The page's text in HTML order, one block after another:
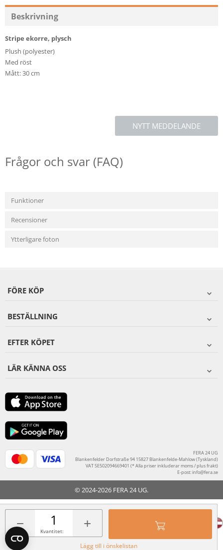
− +
Kvantitet:
Lägg till i önskelistan
Beskrivning
Stripe ekorre, plysch
Plush (polyester)
Med röst
Mått: 30 cm
NYTT MEDDELANDE
Frågor och svar (FAQ)
Funktioner
Recensioner
Ytterligare foton
FÖRE KÖP
BESTÄLLNING
EFTER KÖPET
LÄR KÄNNA OSS
FERA 24 UG
Blankenfelder Dorfstraße 94 15827 Blankenfelde-Mahlow (Tyskland)
VAT SE502094669401 (* Alla priser inkluderar moms / plus frakt)
E-post:info@fera.se
© 2024-2026 FERA 24 UG.
FERA INTERNATIONAL: